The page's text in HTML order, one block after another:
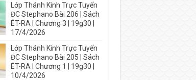
Lớp Thánh Kinh Trực Tuyến
ĐC Stephano Bài 206 | Sách
ÉT-RA I Chương 3 | 19g30 |
17/4/2026
Lớp Thánh Kinh Trực Tuyến
ĐC Stephano Bài 205 | Sách
ÉT-RA I Chương 1 | 19g30 |
10/4/2026